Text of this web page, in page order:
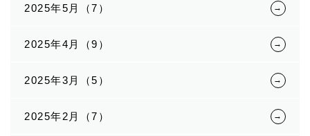
2025年5月（7）
2025年4月（9）
2025年3月（5）
2025年2月（7）